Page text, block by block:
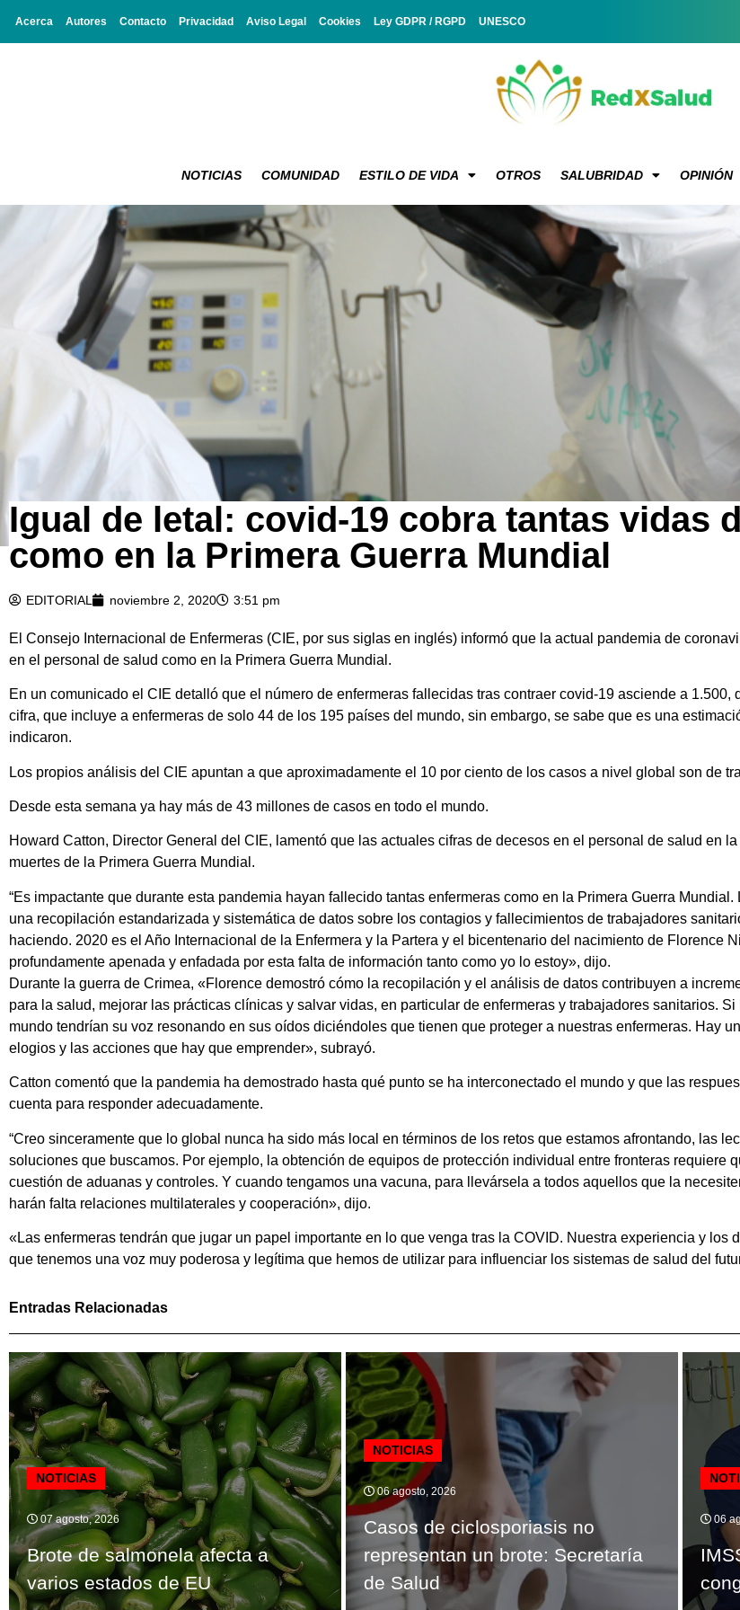
Acerca Autores Contacto Privacidad Aviso Legal Cookies Ley GDPR / RGPD UNESCO
NOTICIAS COMUNIDAD ESTILO DE VIDA OTROS SALUBRIDAD OPINIÓN
Igual de letal: covid-19 cobra tantas vidas
como en la Primera Guerra Mundial
EDITORIAL noviembre 2, 2020 3:51 pm
El Consejo Internacional de Enfermeras (CIE, por sus siglas en inglés) informó que la actual pandemia de
en el personal de salud como en la Primera Guerra Mundial.
En un comunicado el CIE detalló que el número de enfermeras fallecidas tras contraer covid-19 asciende a 1.500,
cifra, que incluye a enfermeras de solo 44 de los 195 países del mundo, sin embargo, se sabe que es una
indicaron.
Los propios análisis del CIE apuntan a que aproximadamente el 10 por ciento de los casos a nivel global son de
Desde esta semana ya hay más de 43 millones de casos en todo el mundo.
Howard Catton, Director General del CIE, lamentó que las actuales cifras de decesos en el personal de salud en
muertes de la Primera Guerra Mundial.
“Es impactante que durante esta pandemia hayan fallecido tantas enfermeras como en la Primera Guerra
una recopilación estandarizada y sistemática de datos sobre los contagios y fallecimientos de trabajadores
haciendo. 2020 es el Año Internacional de la Enfermera y la Partera y el bicentenario del nacimiento de Florence
profundamente apenada y enfadada por esta falta de información tanto como yo lo estoy», dijo.
Durante la guerra de Crimea, «Florence demostró cómo la recopilación y el análisis de datos contribuyen a
para la salud, mejorar las prácticas clínicas y salvar vidas, en particular de enfermeras y trabajadores sanitarios.
mundo tendrían su voz resonando en sus oídos diciéndoles que tienen que proteger a nuestras enfermeras. Hay
elogios y las acciones que hay que emprender», subrayó.
Catton comentó que la pandemia ha demostrado hasta qué punto se ha interconectado el mundo y que las
cuenta para responder adecuadamente.
“Creo sinceramente que lo global nunca ha sido más local en términos de los retos que estamos afrontando, las
soluciones que buscamos. Por ejemplo, la obtención de equipos de protección individual entre fronteras requiere
cuestión de aduanas y controles. Y cuando tengamos una vacuna, para llevársela a todos aquellos que la
harán falta relaciones multilaterales y cooperación», dijo.
«Las enfermeras tendrán que jugar un papel importante en lo que venga tras la COVID. Nuestra experiencia y los
que tenemos una voz muy poderosa y legítima que hemos de utilizar para influenciar los sistemas de salud del
Entradas Relacionadas
NOTICIAS
07 agosto, 2026
Brote de salmonela afecta a
varios estados de EU
NOTICIAS
06 agosto, 2026
Casos de ciclosporiasis no
representan un brote: Secretaría
de Salud
06